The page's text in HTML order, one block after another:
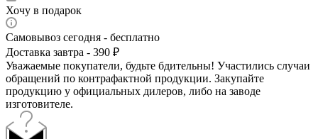
Хочу в подарок
Самовывоз сегодня - бесплатно
Доставка завтра - 390 ₽
Уважаемые покупатели, будьте бдительны! Участились случаи
обращений по контрафактной продукции. Закупайте
продукцию у официальных дилеров, либо на заводе
изготовителе.